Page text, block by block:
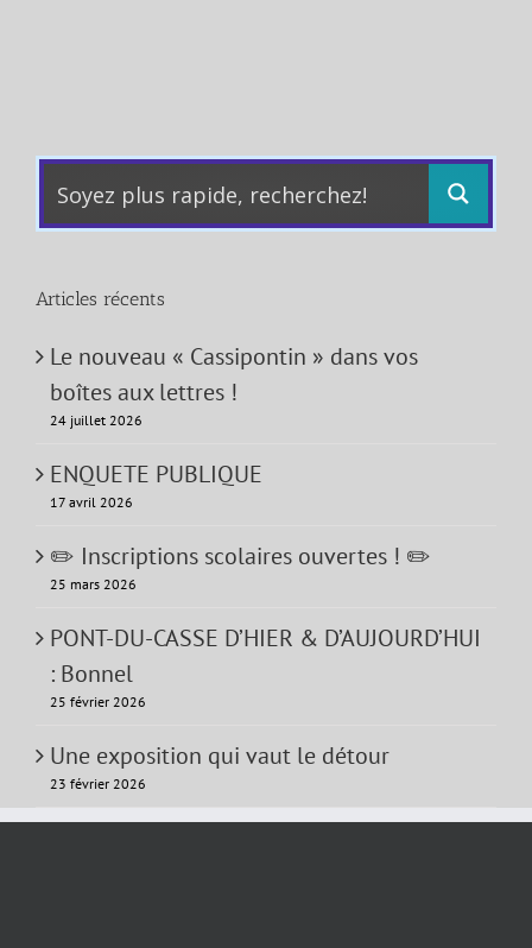
Articles récents
Le nouveau « Cassipontin » dans vos
boîtes aux lettres !
24 juillet 2026
ENQUETE PUBLIQUE
17 avril 2026
✏️ Inscriptions scolaires ouvertes ! ✏️
25 mars 2026
PONT-DU-CASSE D’HIER & D’AUJOURD’HUI
: Bonnel
25 février 2026
Une exposition qui vaut le détour
23 février 2026